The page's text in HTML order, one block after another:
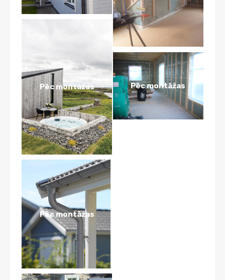
Pēc montāžas
Pēc montāžas
Pēc montāžas